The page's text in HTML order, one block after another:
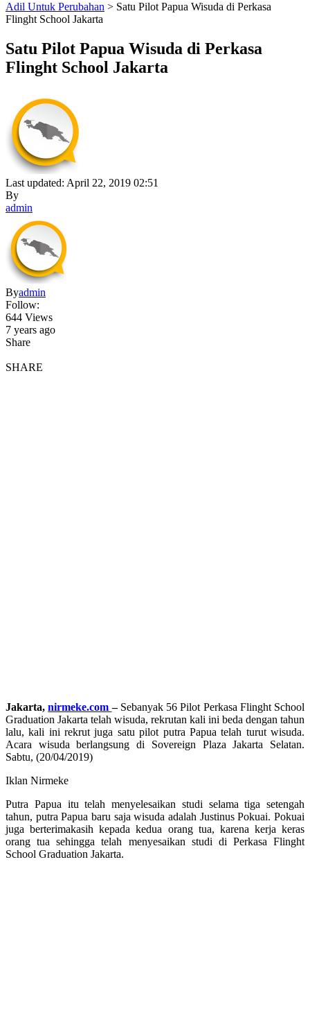
Adil Untuk Perubahan > Satu Pilot Papua Wisuda di Perkasa
Flinght School Jakarta
Satu Pilot Papua Wisuda di Perkasa
Flinght School Jakarta
Last updated: April 22, 2019 02:51
By
admin
Byadmin
Follow:
644 Views
7 years ago
Share
SHARE
Jakarta,nirmeke.com– Sebanyak 56 Pilot Perkasa Flinght School
Graduation Jakarta telah wisuda, rekrutan kali ini beda dengan tahun
lalu, kali ini rekrut juga satu pilot putra Papua telah turut wisuda.
Acara wisuda berlangsung di Sovereign Plaza Jakarta Selatan.
Sabtu, (20/04/2019)
Iklan Nirmeke
Putra Papua itu telah menyelesaikan studi selama tiga setengah
tahun, putra Papua baru saja wisuda adalah Justinus Pokuai. Pokuai
juga berterimakasih kepada kedua orang tua, karena kerja keras
orang tua sehingga telah menyesaikan studi di Perkasa Flinght
School Graduation Jakarta.